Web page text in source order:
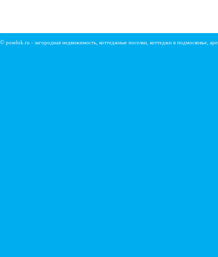
© poselok.ru - загородная недвижимость, коттеджные поселки, коттеджи в подмосковье,